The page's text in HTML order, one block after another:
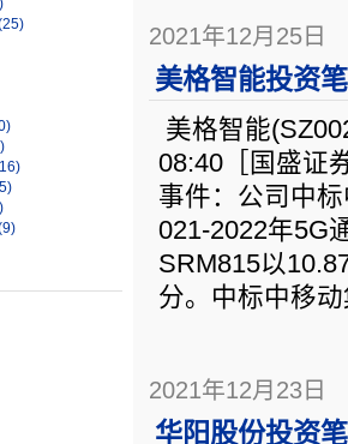
2021年12月25日
美格智能投资
美格智能
08:40［国盛证
事件：公司中
021-2022年5G
SRM815以
分。中标中移
2021年12月23日
华阳股份投资